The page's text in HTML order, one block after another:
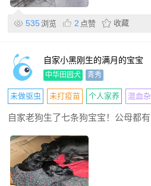
535 浏览 2 点赞 收藏
自家小黑刚生的满月的宝宝
中华田园犬 青秀
未做驱虫 未打疫苗 个人家养 混血
自家老狗生了七条狗宝宝！公母都